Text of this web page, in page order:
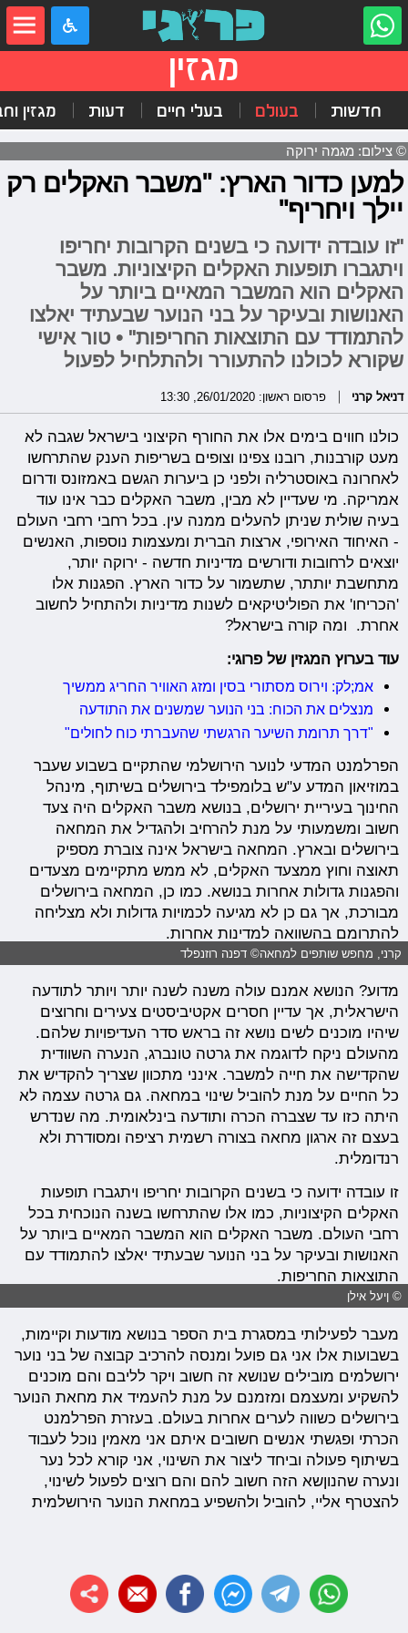
מגזין
חדשות בעולם בעלי חיים דעות מגזין
© צילום: מגמה ירוקה
למען כדור הארץ: "משבר האקלים רק
יילך ויחריף"
"זו עובדה ידועה כי בשנים הקרובות יחריפו
ויתגברו תופעות האקלים הקיצוניות. משבר
האקלים הוא המשבר המאיים ביותר על
האנושות ובעיקר על בני הנוער שבעתיד יאלצו
להתמודד עם התוצאות החריפות" • טור אישי
שקורא לכולנו להתעורר ולהתלחיל לפעול
דניאל קרני פרסום ראשון: 26/01/2020, 13:30
כולנו חווים בימים אלו את החורף הקיצוני בישראל שגבה לא
מעט קורבנות, רובנו צפינו וצופים בשריפות הענק שהתרחשו
לאחרונה באוסטרליה ולפני כן ביערות הגשם באמזונס ודרום
אמריקה. מי שעדיין לא מבין, משבר האקלים כבר אינו עוד
בעיה שולית שניתן להעלים ממנה עין. בכל רחבי רחבי העולם
- האיחוד האירופי, ארצות הברית ומעצמות נוספות, האנשים
יוצאים לרחובות ודורשים מדיניות חדשה - ירוקה יותר,
מתחשבת יותתר, שתשמור על כדור הארץ. הפגנות אלו
'הכריחו' את הפוליטיקאים לשנות מדיניות ולהתחיל לחשוב
אחרת. ומה קורה בישראל?
עוד בערוץ המגזין של פרוגי:
אמ;לק: וירוס מסתורי בסין ומזג האוויר החריג ממשיך
מנצלים את הכוח: בני הנוער שמשנים את התודעה
"דרך תרומת השיער הרגשתי שהעברתי כוח לחולים"
הפרלמנט המדעי לנוער הירושלמי שהתקיים בשבוע שעבר
במוזיאון המדע ע"ש בלומפילד בירושלים בשיתוף, מינהל
החינוך בעיריית ירושלים, בנושא משבר האקלים היה צעד
חשוב ומשמעותי על מנת להרחיב ולהגדיל את המחאה
בירושלים ובארץ. המחאה בישראל אינה צוברת מספיק
תאוצה וחוץ ממצעד האקלים, לא ממש מתקיימים מצעדים
והפגנות גדולות אחרות בנושא. כמו כן, המחאה בירושלים
מבורכת, אך גם כן לא מגיעה לכמויות גדולות ולא מצליחה
להתרומם בהשוואה למדינות אחרות.
קרני, מחפש שותפים למחאה© דפנה רוזנפלד
מדוע? הנושא אמנם עולה משנה לשנה יותר ויותר לתודעה
הישראלית, אך עדיין חסרים אקטיביסטים צעירים וחרוצים
שיהיו מוכנים לשים נושא זה בראש סדר העדיפויות שלהם.
מהעולם ניקח לדוגמה את גרטה טונברג, הנערה השוודית
שהקדישה את חייה למשבר. אינני מתכוון שצריך להקדיש את
כל החיים על מנת להוביל שינוי במחאה. גם גרטה עצמה לא
היתה כזו עד שצברה הכרה ותודעה בינלאומית. מה שנדרש
בעצם זה ארגון מחאה בצורה רשמית רציפה ומסודרת ולא
רנדומלית.
זו עובדה ידועה כי בשנים הקרובות יחריפו ויתגברו תופעות
האקלים הקיצוניות, כמו אלו שהתרחשו בשנה הנוכחית בכל
רחבי העולם. משבר האקלים הוא המשבר המאיים ביותר על
האנושות ובעיקר על בני הנוער שבעתיד יאלצו להתמודד עם
התוצאות החריפות.
© ןיעל אילן
מעבר לפעילותי במסגרת בית הספר בנושא מודעות וקיימות,
בשבועות אלו אני גם פועל ומנסה להרכיב קבוצה של בני נוער
ירושלמים מובילים שנושא זה חשוב ויקר לליבם והם מוכנים
להשקיע ומעצמם ומזמנם על מנת להעמיד את מחאת הנוער
בירושלים כשווה לערים אחרות בעולם. בעזרת הפרלמנט
הכרתי ופגשתי אנשים חשובים איתם אני מאמין נוכל לעבוד
בשיתוף פעולה וביחד ליצור את השינוי, אני קורא לכל נער
ונערה שהנוןשא הזה חשוב להם והם רוצים לפעול לשינוי,
להצטרף אליי, להוביל ולהשפיע במחאת הנוער הירושלמית